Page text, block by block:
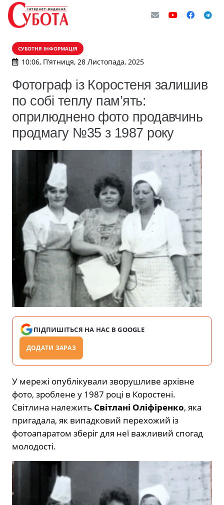
СУБОТНЯ ІНФОРМАЦІЯ
10:06, П’ятниця, 28 Листопада, 2025
Фотограф із Коростеня залишив
по собі теплу пам’ять:
оприлюднено фото продавчинь
продмагу №35 з 1987 року
ПІДПИШІТЬСЯ НА НАС В GOOGLE
ДОДАТИ ЗАРАЗ
У мережі опублікували зворушливе архівне
фото, зроблене у 1987 році в Коростені.
Світлина належить Світлані Оліфіренко, яка
пригадала, як випадковий перехожий із
фотоапаратом зберіг для неї важливий спогад
молодості.